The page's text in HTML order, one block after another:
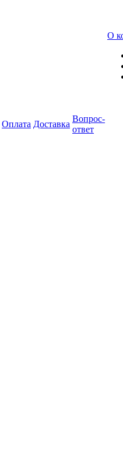
Оплата Доставка
Вопрос-
ответ
О